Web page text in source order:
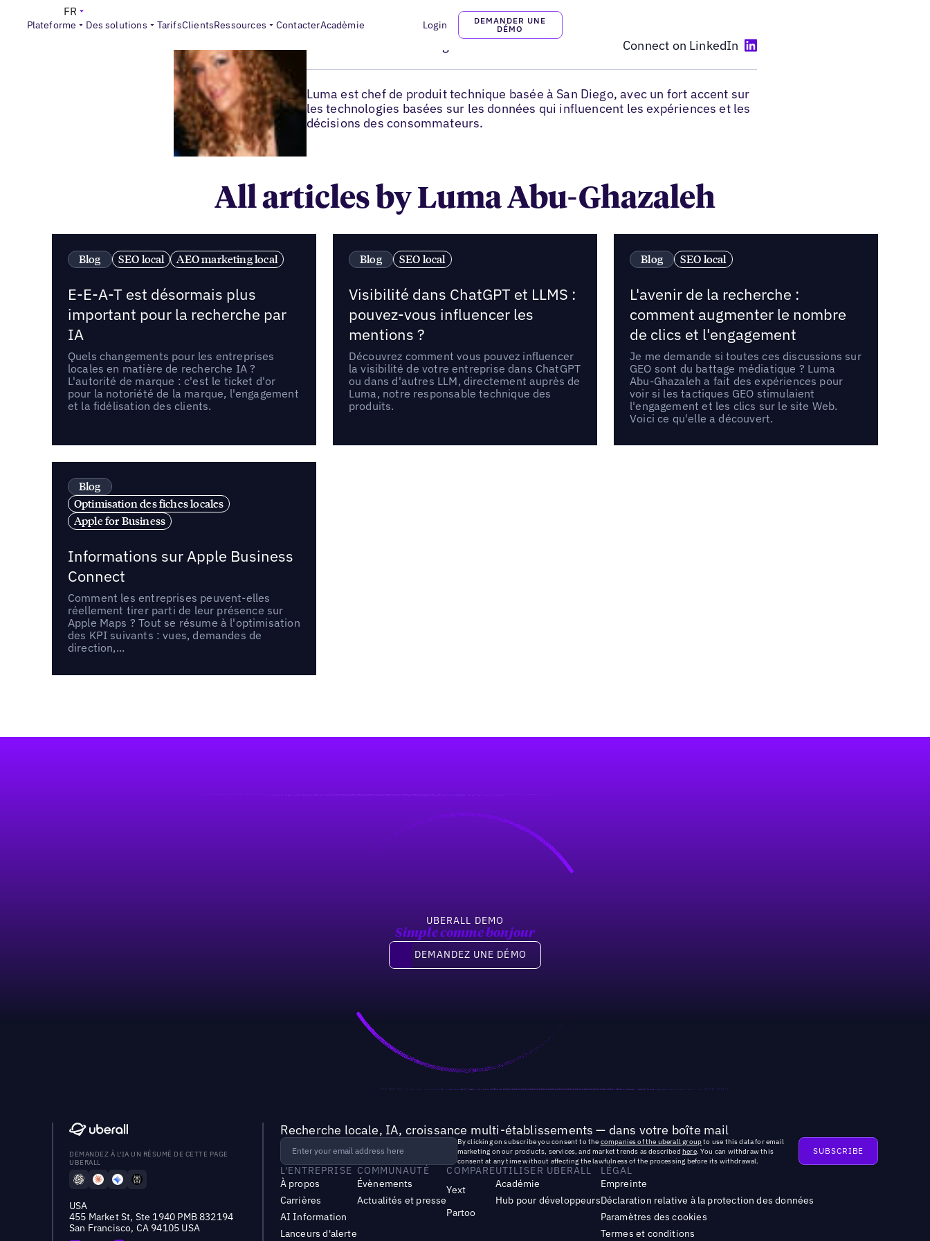
Plateforme Des solutions TarifsClientsRessources ContacterAcadèmie Login
DEMANDER UNE
DÉMO
FR
Luma Abu-Ghazaleh
Connect on LinkedIn
Luma est chef de produit technique basée à San Diego, avec un fort accent sur
les technologies basées sur les données qui influencent les expériences et les
décisions des consommateurs.
All articles by Luma Abu-Ghazaleh
Blog SEO local AEO marketing local
E-E-A-T est désormais plus
important pour la recherche par
IA
Quels changements pour les entreprises
locales en matière de recherche IA ?
L'autorité de marque : c'est le ticket d'or
pour la notoriété de la marque, l'engagement
et la fidélisation des clients.
Blog SEO local
Visibilité dans ChatGPT et LLMS :
pouvez-vous influencer les
mentions ?
Découvrez comment vous pouvez influencer
la visibilité de votre entreprise dans ChatGPT
ou dans d'autres LLM, directement auprès de
Luma, notre responsable technique des
produits.
Blog SEO local
L'avenir de la recherche :
comment augmenter le nombre
de clics et l'engagement
Je me demande si toutes ces discussions sur
GEO sont du battage médiatique ? Luma
Abu-Ghazaleh a fait des expériences pour
voir si les tactiques GEO stimulaient
l'engagement et les clics sur le site Web.
Voici ce qu'elle a découvert.
Blog
Optimisation des fiches locales
Apple for Business
Informations sur Apple Business
Connect
Comment les entreprises peuvent-elles
réellement tirer parti de leur présence sur
Apple Maps ? Tout se résume à l'optimisation
des KPI suivants : vues, demandes de
direction,...
UBERALL DEMO
Simple comme bonjour
Demandez une démo
DEMANDEZ UNE DÉMO
DEMANDEZ À L'IA UN RÉSUMÉ DE CETTE PAGE
UBERALL
USA
455 Market St, Ste 1940 PMB 832194
San Francisco, CA 94105 USA
Recherche locale, IA, croissance multi-établissements — dans votre boîte mail
By clicking on subscribe you consent to the companies of the uberall groupto use this data for email
marketing on our products, services, and market trends as described here. You can withdraw this
consent at any time without affecting the lawfulness of the processing before its withdrawal.
L'ENTREPRISE
À propos
Carrières
AI Information
Lanceurs d'alerte
COMMUNAUTÉ
Évènements
Actualités et presse
COMPARE
Yext
Partoo
UTILISER UBERALL
Académie
Hub pour développeurs
LÉGAL
Empreinte
Déclaration relative à la protection des données
Paramètres des cookies
Termes et conditions